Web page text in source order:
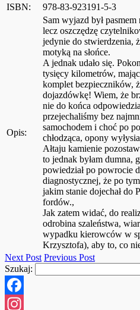
ISBN:
978-83-923191-5-3
Opis:
Sam wyjazd był
lecz oszczędzę
jedynie do stwierdzenia,
motyką na słońce.
A jednak udało się.
tysięcy kilometrów,
komplet bezpieczników,
dojazdówkę! Wiem, że
nie do końca
przejechaliśmy bez
samochodem i choć po
chłodząca, opony
Ałtaju kamienie
to jednak byłam dumna,
powiedział po powrocie
diagnostycznej, że po
jakim stanie dojechał do
fordów.,
Jak zatem widać, do
odrobina szaleństwa,
wypadku kierowców w
Krzysztofa), aby to, co
Next Post Previous Post
Szukaj:
Facebook